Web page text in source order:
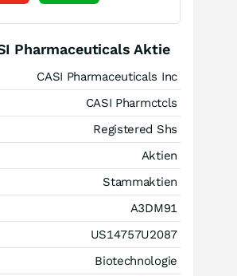
Pharmaceuticals Aktie
CASI Pharmaceuticals Inc
CASI Pharmctcls
Registered Shs
Aktien
Stammaktien
A3DM91
US14757U2087
Biotechnologie